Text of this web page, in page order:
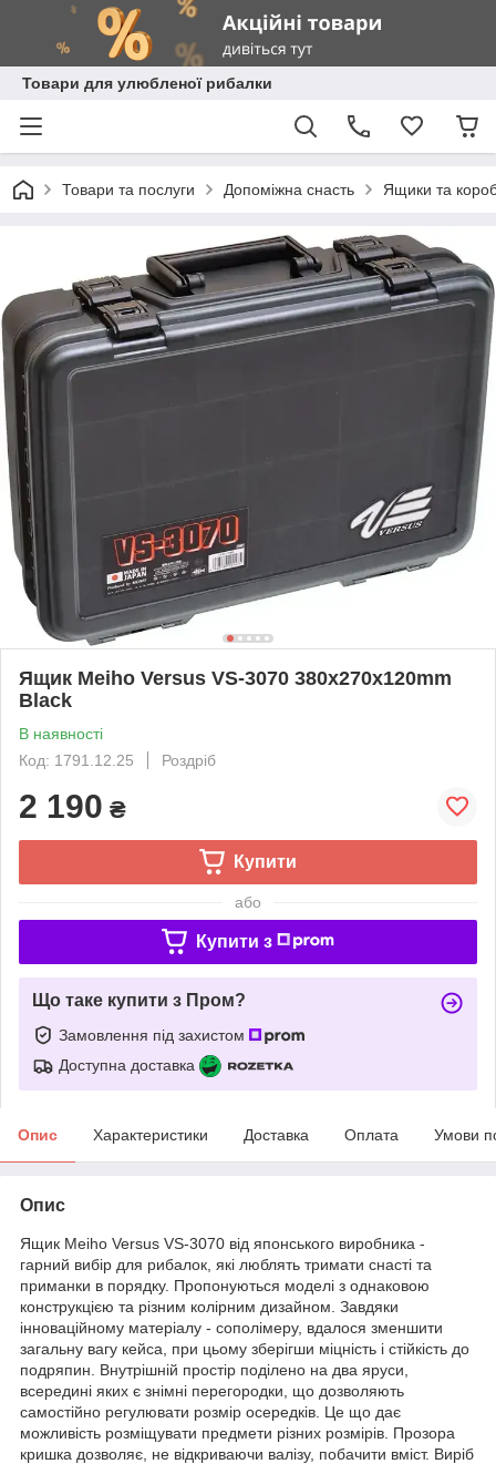
Товари для улюбленої рибалки
Товари та послуги Допоміжна снасть Ящики та
Ящик Meiho Versus VS-3070 380х270х120mm
Black
В наявності
Код: 1791.12.25
Роздріб
2 190 ₴
Купити
або
Купити з
Що таке купити з Пром?
Замовлення під захистом
Доступна доставка
Опис Характеристики Доставка Оплата Умови
Опис
Ящик Meiho Versus VS-3070 від японського виробника -
гарний вибір для рибалок, які люблять тримати снасті та
приманки в порядку. Пропонуються моделі з однаковою
конструкцією та різним колірним дизайном. Завдяки
інноваційному матеріалу - сополімеру, вдалося зменшити
загальну вагу кейса, при цьому зберігши міцність і стійкість до
подряпин. Внутрішній простір поділено на два яруси,
всередині яких є знімні перегородки, що дозволяють
самостійно регулювати розмір осередків. Це що дає
можливість розміщувати предмети різних розмірів. Прозора
кришка дозволяє, не відкриваючи валізу, побачити вміст. Виріб